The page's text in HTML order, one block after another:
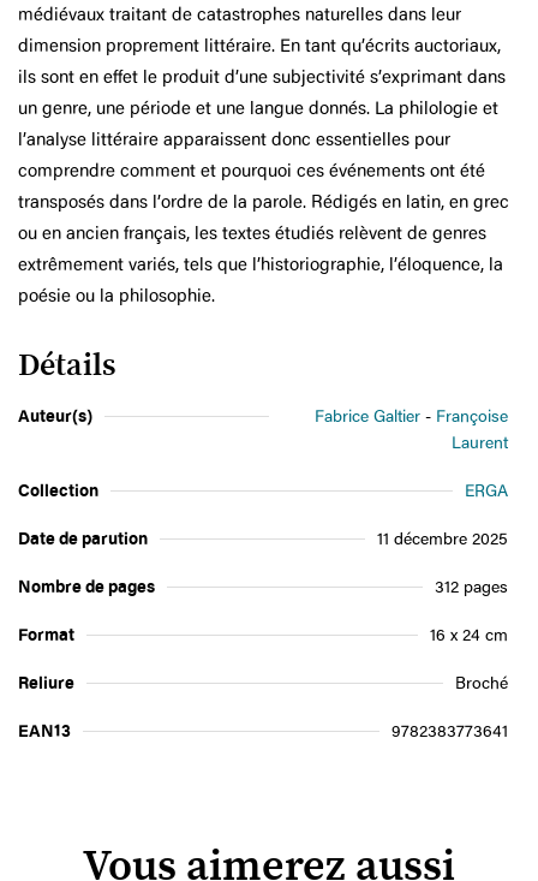
médiévaux traitant de catastrophes naturelles dans leur
dimension proprement littéraire. En tant qu’écrits auctoriaux,
ils sont en effet le produit d’une subjectivité s’exprimant dans
un genre, une période et une langue donnés. La philologie et
l’analyse littéraire apparaissent donc essentielles pour
comprendre comment et pourquoi ces événements ont été
transposés dans l’ordre de la parole. Rédigés en latin, en grec
ou en ancien français, les textes étudiés relèvent de genres
extrêmement variés, tels que l’historiographie, l’éloquence, la
poésie ou la philosophie.
Détails
Auteur(s) Fabrice Galtier
Françoise
Laurent
Collection ERGA
Date de parution 11 décembre 2025
Nombre de pages 312 pages
Format 16 x 24 cm
Reliure Broché
EAN13 9782383773641
Vous aimerez aussi